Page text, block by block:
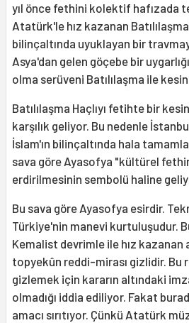
yıl önce fethini kolektif hafızada
Atatürk'le hız kazanan Batılılaşma
bilinçaltında uyuklayan bir
Asya'dan gelen göçebe bir
olma serüveni Batılılaşma ile
Batılılaşma Haçlıyı fetihte bir
karşılık geliyor. Bu nedenle
İslam'ın bilinçaltında hala
sava göre Ayasofya "kültürel
erdirilmesinin sembolü haline
Bu sava göre Ayasofya esirdir.
Türkiye'nin manevi kurtuluşudur.
Kemalist devrimle ile hız kazanan
topyekûn reddi-mirası gizlidir. Bu
gizlemek için kararın altındaki
olmadığı iddia ediliyor. Fakat
amacı sırıtıyor. Çünkü Atatürk